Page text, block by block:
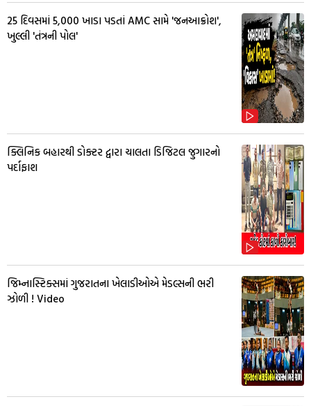
25 દિવસમાં 5,000 ખાડા પડતાં AMC સામે 'જનઆક્રોશ',
ખુલ્લી 'તંત્રની પોલ'
ક્લિનિક બહારથી ડોક્ટર દ્વારા ચાલતા ડિજિટલ જુગારનો
પર્દાફાશ
જિમ્નાસ્ટિક્સમાં ગુજરાતના ખેલાડીઓએ મેડલ્સની ભરી
ઝોળી ! Video